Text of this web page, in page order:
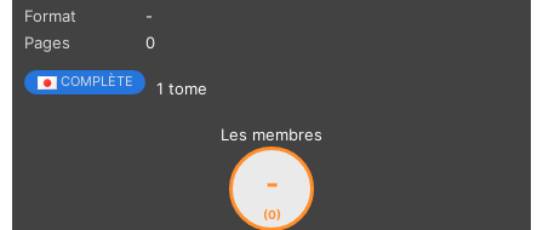
Format
-
Pages
0
COMPLÈTE 1 tome
Les membres
-
(0)